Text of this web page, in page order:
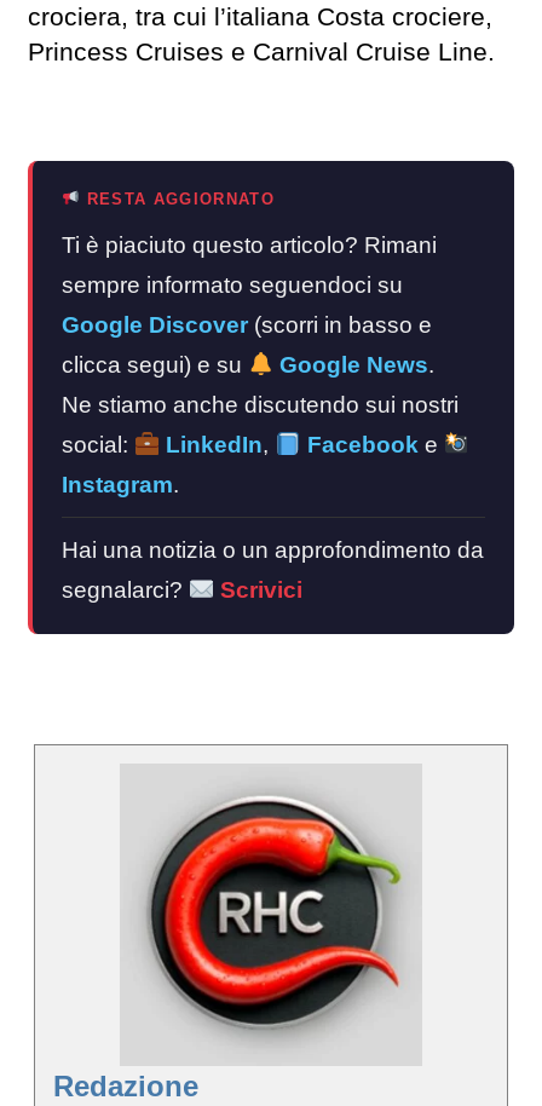
crociera, tra cui l’italiana Costa crociere,
Princess Cruises e Carnival Cruise Line.
RESTA AGGIORNATO
Ti è piaciuto questo articolo? Rimani
sempre informato seguendoci su
Google Discover (scorri in basso e
clicca segui) e su
Google News.
Ne stiamo anche discutendo sui nostri
social:
LinkedIn, Facebook e
Instagram.
Hai una notizia o un approfondimento da
segnalarci?
Scrivici
Redazione